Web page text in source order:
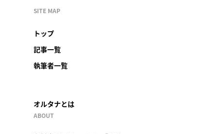
SITE MAP
トップ
記事一覧
執筆者一覧
オルタナとは
ABOUT